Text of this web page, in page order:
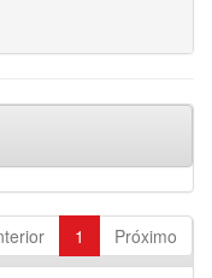
1 Próximo